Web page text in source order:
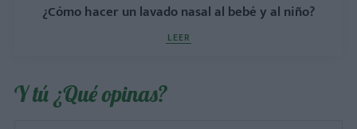
¿Cómo hacer un lavado nasal al bebé y al niño?
LEER
Y tú ¿Qué opinas?